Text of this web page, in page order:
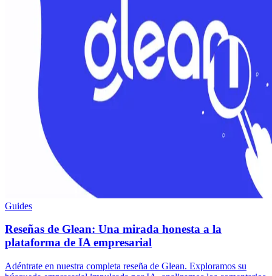
Guides
Reseñas de Glean: Una mirada honesta a la
plataforma de IA empresarial
Adéntrate en nuestra completa reseña de Glean. Exploramos su